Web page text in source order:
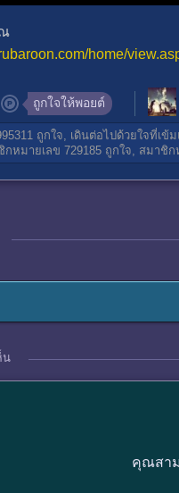
home/
ถูกใจให้พอยต์
ถูกใจ, เดินต่อไปด้วยใจที่เข้
กหมายเลข 729185 ถูกใจ, สมาชิก
น
คุณสาม